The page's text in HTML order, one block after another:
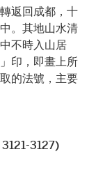
返回成都，十
。其地山水清
不時入山居
印，即畫上所
的法號，主要
3127)